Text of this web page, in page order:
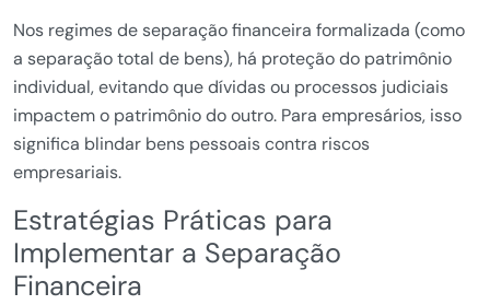
Nos regimes de separação financeira formalizada (como
a separação total de bens), há proteção do patrimônio
individual, evitando que dívidas ou processos judiciais
impactem o patrimônio do outro. Para empresários, isso
significa blindar bens pessoais contra riscos
empresariais.
Estratégias Práticas para
Implementar a Separação
Financeira